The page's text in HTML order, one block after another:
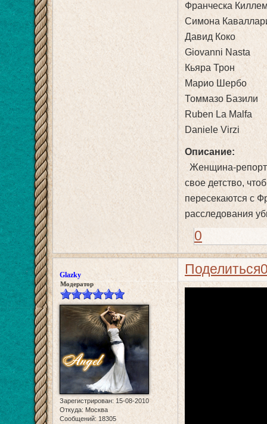
Франческа
Симона
Давид Коко
Giovanni Nasta
Кьяра Трон
Марио Шербо
Томмазо Базили
Ruben La Malfa
Daniele Virzi
Описание:
Женщина-
свое детство,
пересекаются с
расследования
0
Поделиться
Glazky
Модератор
Зарегистрирован: 15-08-2010
Откуда: Москва
Сообщений:18305